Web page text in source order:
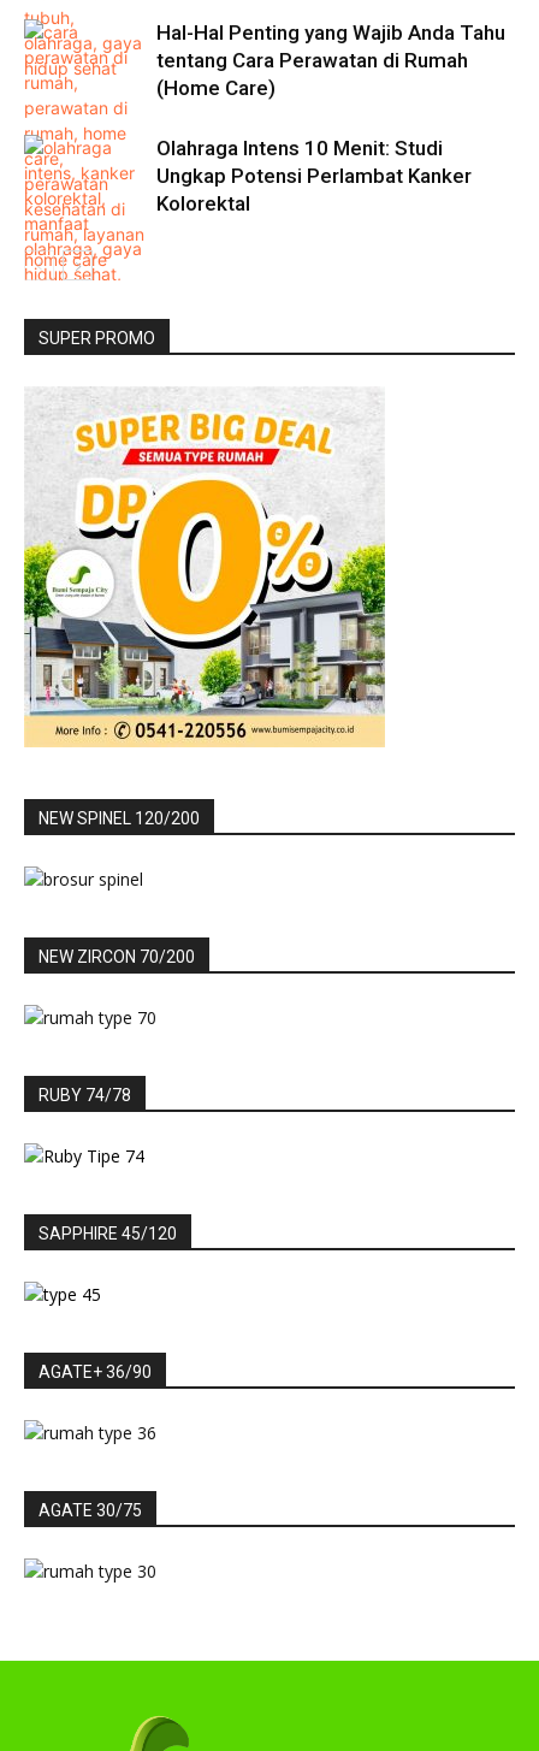
Hal-Hal Penting yang Wajib Anda Tahu
tentang Cara Perawatan di Rumah
(Home Care)
Olahraga Intens 10 Menit: Studi
Ungkap Potensi Perlambat Kanker
Kolorektal
SUPER PROMO
NEW SPINEL 120/200
NEW ZIRCON 70/200
RUBY 74/78
SAPPHIRE 45/120
AGATE+ 36/90
AGATE 30/75